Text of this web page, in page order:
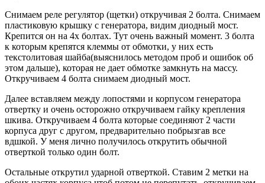
Снимаем реле регулятор (щетки) откручивая 2 болта. Снимаем
пластиковую крышку с генератора, видим диодный мост.
Крепится он на 4х болтах. Тут очень важный момент. 3 болта
к которым крепятся клеммы от обмотки, у них есть
текстолитовая шайба(выяснилось методом проб и ошибок об
этом дальше), которая не дает обмотке замкнуть на массу.
Откручиваем 4 болта снимаем диодный мост.
Далее вставляем между лопостями и корпусом генератора
отвертку и очень осторожно откручиваем гайку крепления
шкива. Откручиваем 4 болта которые соединяют 2 части
корпуса друг с другом, предварительно побрызгав все
вдшкой. У меня лично получилось открутить обычной
отверткой только один болт.
Остальные открутил ударной отверткой. Ставим 2 метки на